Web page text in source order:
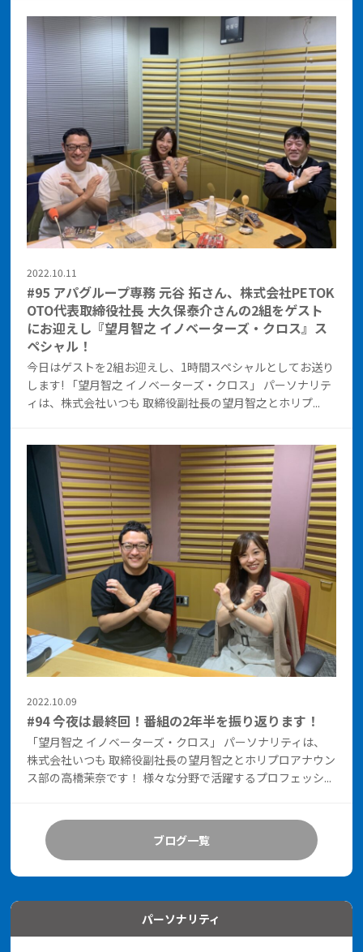
2022.10.11
#95 アパグループ専務 元谷 拓さん、株式会社PETOK
OTO代表取締役社長 大久保泰介さんの2組をゲスト
にお迎えし『望月智之 イノベーターズ・クロス』ス
ペシャル！
今日はゲストを2組お迎えし、1時間スペシャルとしてお送り
します! 「望月智之 イノベーターズ・クロス」 パーソナリテ
ィは、株式会社いつも 取締役副社長の望月智之とホリプ...
2022.10.09
#94 今夜は最終回！番組の2年半を振り返ります！
「望月智之 イノベーターズ・クロス」 パーソナリティは、
株式会社いつも 取締役副社長の望月智之とホリプロアナウン
ス部の高橋茉奈です！ 様々な分野で活躍するプロフェッシ...
ブログ一覧
パーソナリティ